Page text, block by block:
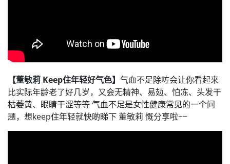
【董敏莉​ Keep住年轻好气色】 气血不足除咗会让你看起来
比实际年龄老了好几岁，又会无精神、易攰、怕冻、头发干
枯萎黄、眼睛干涩等等 气血不足是女性健康常见的一个问
题，想keep住年轻就快啲睇下 董敏莉 慨分享啦~~